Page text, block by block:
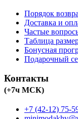
Порядок
Доставка и
Частые
Таблица
Бонусная
Подарочный
Контакты
(+7ч МСК)
+7 (42-12) 75-